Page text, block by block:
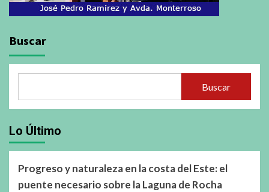
Buscar
Buscar
Lo Último
Progreso y naturaleza en la costa del Este: el
puente necesario sobre la Laguna de Rocha